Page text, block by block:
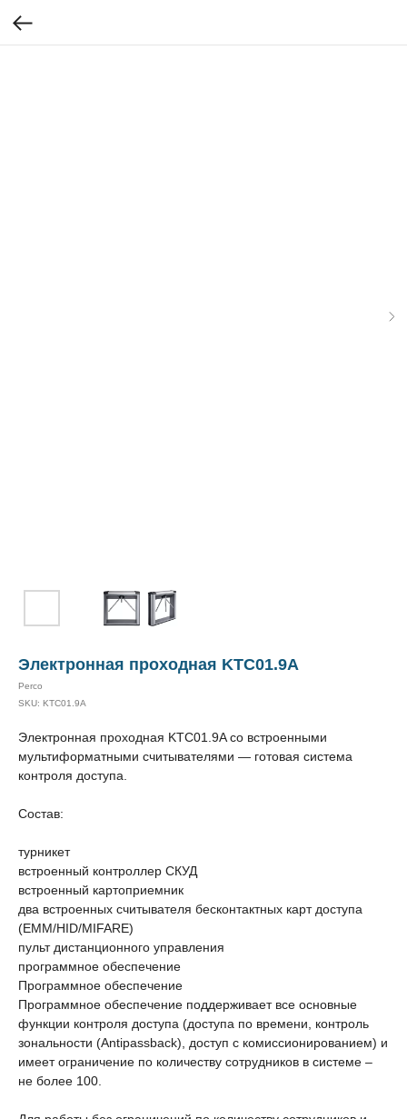
Электронная проходная KTC01.9A
Perco
SKU: KTC01.9A
Электронная проходная KTС01.9A со встроенными
мультиформатными считывателями — готовая система
контроля доступа.
Состав:
турникет
встроенный контроллер СКУД
встроенный картоприемник
два встроенных считывателя бесконтактных карт доступа
(EMM/HID/MIFARE)
пульт дистанционного управления
программное обеспечение
Программное обеспечение
Программное обеспечение поддерживает все основные
функции контроля доступа (доступа по времени, контроль
зональности (Antipassback), доступ с комиссионированием) и
имеет ограничение по количеству сотрудников в системе –
не более 100.